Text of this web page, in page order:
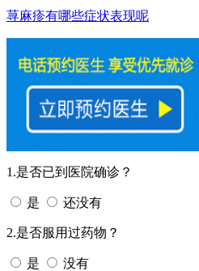
荨麻疹有哪些症状表现呢
1.是否已到医院确诊？
是 还没有
2.是否服用过药物？
是 没有